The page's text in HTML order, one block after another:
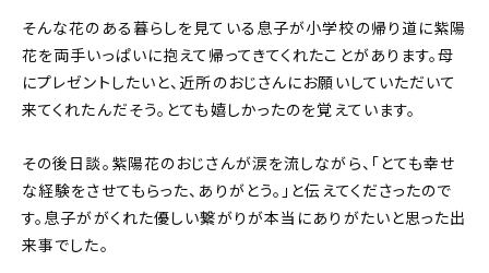
そんな花のある暮らしを見ている息子が小学校の帰り道に紫陽
花を両手いっぱいに抱えて帰ってきてくれたことがあります。母
にプレゼントしたいと、近所のおじさんにお願いしていただいて
来てくれたんだそう。とても嬉しかったのを覚えています。
その後日談。紫陽花のおじさんが涙を流しながら、「とても幸せ
な経験をさせてもらった、ありがとう。」と伝えてくださったので
す。息子ががくれた優しい繋がりが本当にありがたいと思った出
来事でした。